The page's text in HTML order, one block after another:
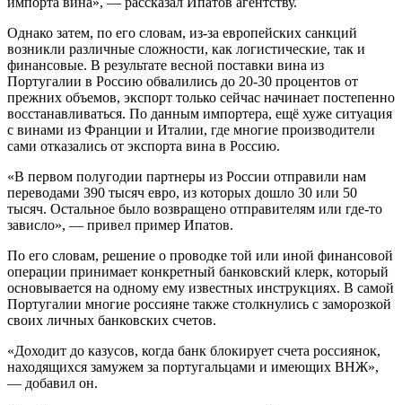
Однако затем, по его словам, из-за европейских санкций
возникли различные сложности, как логистические, так и
финансовые. В результате весной поставки вина из
Португалии в Россию обвалились до 20-30 процентов от
прежних объемов, экспорт только сейчас начинает постепенно
восстанавливаться. По данным импортера, ещё хуже ситуация
с винами из Франции и Италии, где многие производители
сами отказались от экспорта вина в Россию.
«В первом полугодии партнеры из России отправили нам
переводами 390 тысяч евро, из которых дошло 30 или 50
тысяч. Остальное было возвращено отправителям или где-то
зависло», — привел пример Ипатов.
По его словам, решение о проводке той или иной финансовой
операции принимает конкретный банковский клерк, который
основывается на одному ему известных инструкциях. В самой
Португалии многие россияне также столкнулись с заморозкой
своих личных банковских счетов.
«Доходит до казусов, когда банк блокирует счета россиянок,
находящихся замужем за португальцами и имеющих ВНЖ»,
— добавил он.